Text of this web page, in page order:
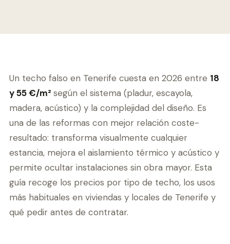
Un techo falso en Tenerife cuesta en 2026 entre 18
y 55 €/m²según el sistema (pladur, escayola,
madera, acústico) y la complejidad del diseño. Es
una de las reformas con mejor relación coste-
resultado: transforma visualmente cualquier
estancia, mejora el aislamiento térmico y acústico y
permite ocultar instalaciones sin obra mayor. Esta
guía recoge los precios por tipo de techo, los usos
más habituales en viviendas y locales de Tenerife y
qué pedir antes de contratar.